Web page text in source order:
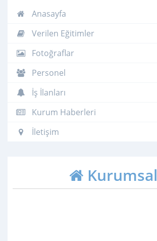
Anasayfa
Verilen Eğitimler
Fotoğraflar
Personel
İş İlanları
Kurum Haberleri
İletişim
Kurumsal